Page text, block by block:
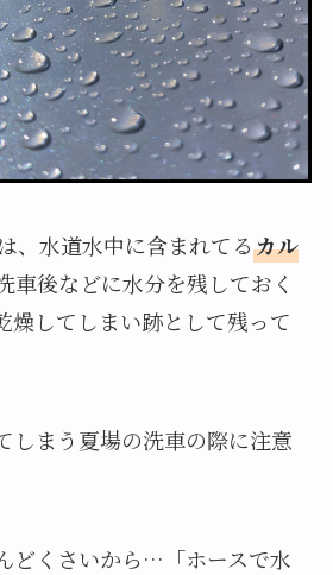
、水道水中に含まれてるカル
車後などに水分を残しておく
燥してしまい跡として残って
しまう夏場の洗車の際に注意
どくさいから…「ホースで水